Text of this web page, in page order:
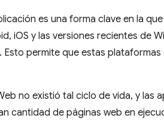
es una forma clave en la
iOS y las versiones recientes de
Esto permite que estas
no existió tal ciclo de vida, y las
cantidad de páginas web en